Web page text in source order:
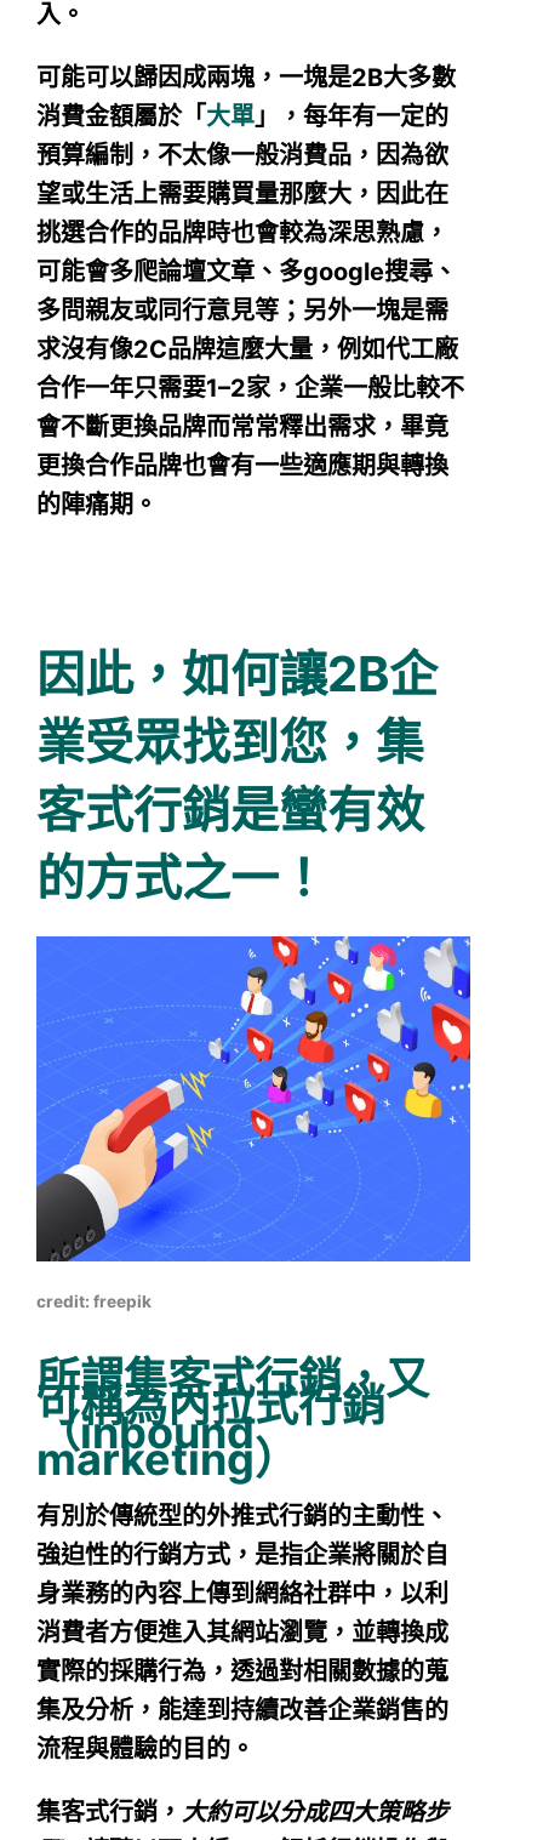
入。
可能可以歸因成兩塊，一塊是2B大多數
消費金額屬於「 大單 」，每年有一定的
預算編制，不太像一般消費品，因為欲
望或生活上需要購買量那麼大，因此在
挑選合作的品牌時也會較為深思熟慮，
可能會多爬論壇文章、多google搜尋、
多問親友或同行意見等；另外一塊是需
求沒有像2C品牌這麼大量，例如代工廠
合作一年只需要1–2家，企業一般比較不
會不斷更換品牌而常常釋出需求，畢竟
更換合作品牌也會有一些適應期與轉換
的陣痛期。
因此，如何讓2B企
業受眾找到您，集
客式行銷是蠻有效
的方式之一！
credit: freepik
所謂集客式行銷，又
可稱為內拉式行銷
（inbound
marketing）
有別於傳統型的外推式行銷的主動性、
強迫性的行銷方式，是指企業將關於自
身業務的內容上傳到網絡社群中，以利
消費者方便進入其網站瀏覽，並轉換成
實際的採購行為，透過對相關數據的蒐
集及分析，能達到持續改善企業銷售的
流程與體驗的目的。
集客式行銷， 大約可以分成四大策略步